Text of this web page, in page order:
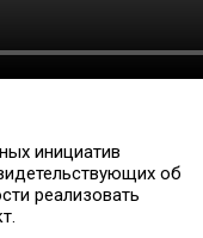
инициатив
об
реализовать